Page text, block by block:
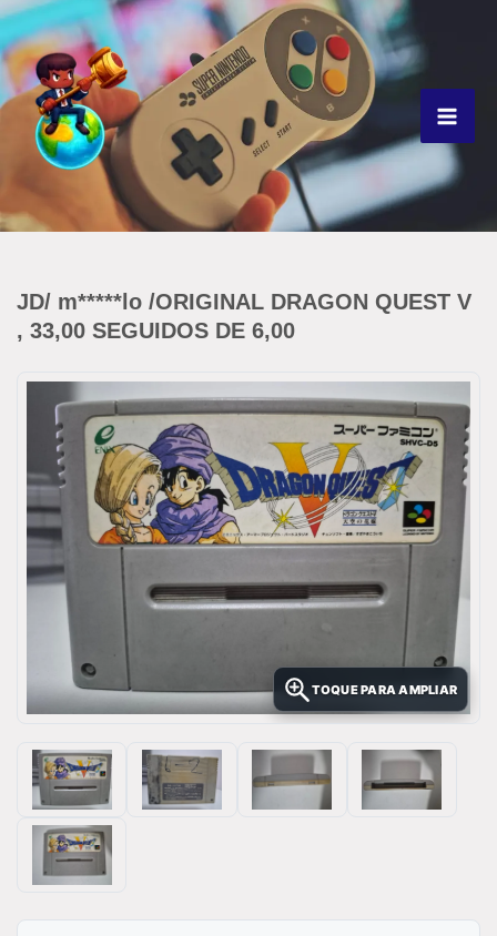
Ir
para
o
conteúdo
JD/ m*****lo /ORIGINAL DRAGON QUEST V
, 33,00 SEGUIDOS DE 6,00
TOQUE PARA AMPLIAR